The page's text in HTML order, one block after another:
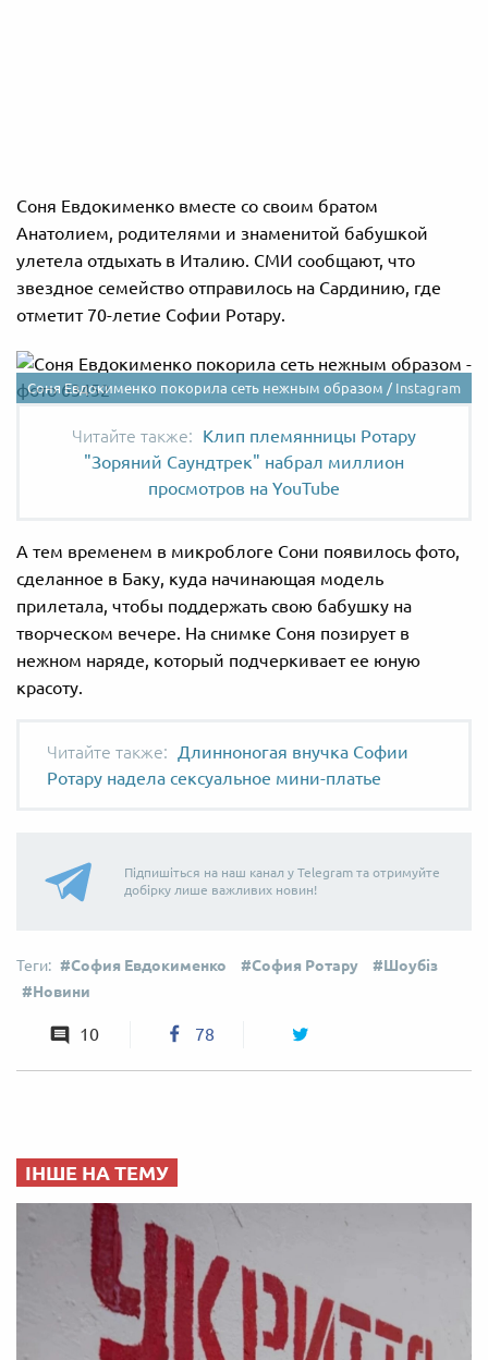
Соня Евдокименко вместе со своим братом
Анатолием, родителями и знаменитой бабушкой
улетела отдыхать в Италию. СМИ сообщают, что
звездное семейство отправилось на Сардинию, где
отметит 70-летие Софии Ротару.
Соня Евдокименко покорила сеть нежным образом / Instagram
Клип племянницы Ротару
"Зоряний Саундтрек" набрал миллион
просмотров на YouTube
А тем временем в микроблоге Сони появилось фото,
сделанное в Баку, куда начинающая модель
прилетала, чтобы поддержать свою бабушку на
творческом вечере. На снимке Соня позирует в
нежном наряде, который подчеркивает ее юную
красоту.
Длинноногая внучка Софии
Ротару надела сексуальное мини-платье
Підпишіться на наш канал у Telegram та отримуйте
добірку лише важливих новин!
София Евдокименко София Ротару
Шоубіз
Новини
10 78
ІНШЕ НА ТЕМУ